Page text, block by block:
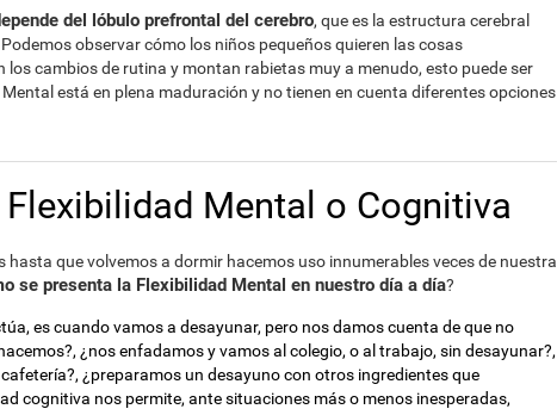
del lóbulo prefrontal del cerebro, que es la estructura cerebral
observar cómo los niños pequeños quieren las cosas
los cambios de rutina y montan rabietas muy a menudo, esto puede ser
está en plena maduración y no tienen en cuenta diferentes opciones
Mental o Cognitiva
hasta que volvemos a dormir hacemos uso innumerables veces de nuestra
se presenta la Flexibilidad Mental en nuestro día a día?
es cuando vamos a desayunar, pero nos damos cuenta de que no
¿nos enfadamos y vamos al colegio, o al trabajo, sin desayunar?,
¿preparamos un desayuno con otros ingredientes que
cognitiva nos permite, ante situaciones más o menos inesperadas,